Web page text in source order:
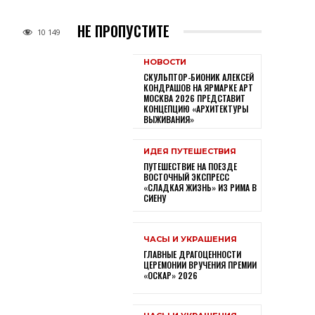
10 149 НЕ ПРОПУСТИТЕ
НОВОСТИ
СКУЛЬПТОР-БИОНИК АЛЕКСЕЙ
КОНДРАШОВ НА ЯРМАРКЕ АРТ
МОСКВА 2026 ПРЕДСТАВИТ
КОНЦЕПЦИЮ «АРХИТЕКТУРЫ
ВЫЖИВАНИЯ»
ИДЕЯ ПУТЕШЕСТВИЯ
ПУТЕШЕСТВИЕ НА ПОЕЗДЕ
ВОСТОЧНЫЙ ЭКСПРЕСС
«СЛАДКАЯ ЖИЗНЬ» ИЗ РИМА В
СИЕНУ
ЧАСЫ И УКРАШЕНИЯ
ГЛАВНЫЕ ДРАГОЦЕННОСТИ
ЦЕРЕМОНИИ ВРУЧЕНИЯ ПРЕМИИ
«ОСКАР» 2026